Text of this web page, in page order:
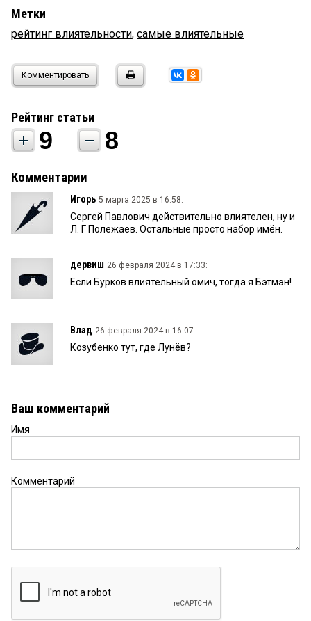
Метки
рейтинг влиятельности, самые влиятельные
Комментировать
Рейтинг статьи
9 8
Комментарии
Игорь 5 марта 2025 в 16:58:
Сергей Павлович действительно влиятелен, ну и
Л. Г Полежаев. Остальные просто набор имён.
дервиш 26 февраля 2024 в 17:33:
Если Бурков влиятельный омич, тогда я Бэтмэн!
Влад 26 февраля 2024 в 16:07:
Козубенко тут, где Лунёв?
Ваш комментарий
Имя
Комментарий